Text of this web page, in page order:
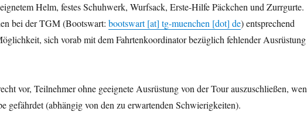
Helm, festes Schuhwerk, Wurfsack, Erste-Hilfe Päckchen und Zurrgurte.
bei der TGM (Bootswart:bootswart [at] tg-muenchen [dot] de) entsprechend
sich vorab mit dem Fahrtenkoordinator bezüglich fehlender Ausrüstung
vor, Teilnehmer ohne geeignete Ausrüstung von der Tour auszuschließen,
gefährdet (abhängig von den zu erwartenden Schwierigkeiten).